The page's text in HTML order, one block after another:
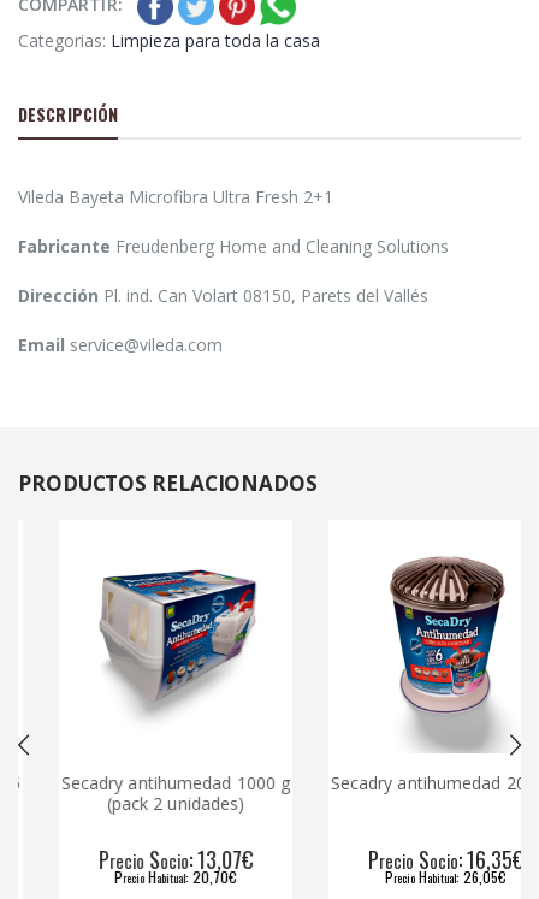
Categorias: Limpieza para toda la casa
DESCRIPCIÓN
Vileda Bayeta Microfibra Ultra Fresh 2+1
Fabricante Freudenberg Home and Cleaning Solutions
Dirección Pl. ind. Can Volart 08150, Parets del Vallés
Email service@vileda.com
PRODUCTOS RELACIONADOS
Secadry antihumedad 1000 g
(pack 2 unidades)
recioSocio: 13,07€
recioHabitual: 20,70€
Secadry antihumedad 2000 g
recioSocio: 16,35€
recioHabitual: 26,05€